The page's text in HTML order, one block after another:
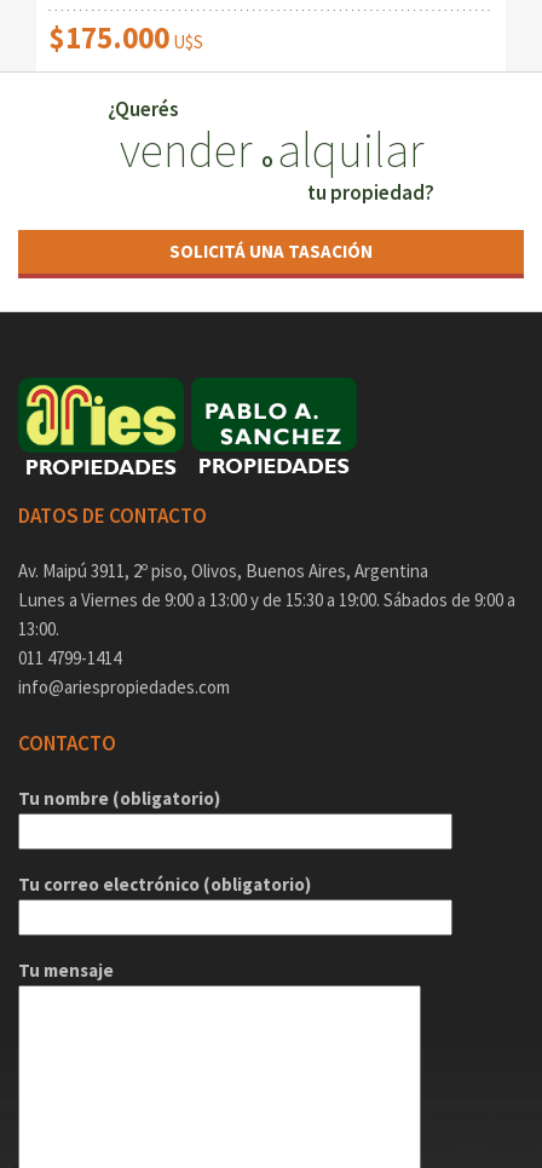
$175.000 U$S
¿Querés
vender o alquilar
tu propiedad?
SOLICITÁ UNA TASACIÓN
DATOS DE CONTACTO
Av. Maipú 3911, 2º piso, Olivos, Buenos Aires, Argentina
Lunes a Viernes de 9:00 a 13:00 y de 15:30 a 19:00. Sábados de 9:00 a
13:00.
011 4799-1414
info@ariespropiedades.com
CONTACTO
Tu nombre (obligatorio)
Tu correo electrónico (obligatorio)
Tu mensaje